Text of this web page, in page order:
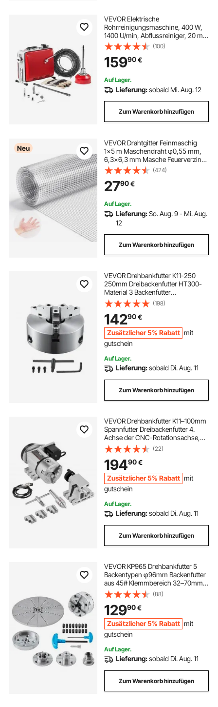
VEVOR Elektrische
Rohrreinigungsmaschine, 400 W,
1400 U/min, Abflussreiniger, 20 m x
16 mm & 5 m x 9,5 mm Federkabel,
0,4 m x 12 mm flexible Feder & 6
Schneider, für Rohre mit 50–110 mm
Durchmesser
(100)
15990€
Auf Lager.
Lieferung:sobald Mi. Aug. 12
Zum Warenkorb hinzufügen
Neu
VEVOR Drahtgitter Feinmaschig
1x5 m Maschendraht φ0,55 mm,
6,3x6,3 mm Masche Feuerverzinkt,
Drahtgitterrolle, Volierendraht,
Kaninchendraht, Hühnerdraht,
Hasendraht, für Geflügelkäfige
(424)
2790€
Auf Lager.
Lieferung:So. Aug. 9 - Mi. Aug.
12
Zum Warenkorb hinzufügen
VEVOR Drehbankfutter K11-250
250mm Dreibackenfutter HT300-
Material 3 Backenfutter
Spannbereich 6–250mm 3-Backen,
20Cr, ≥53HRC φ80mm Bohrung
Spannfutter Drechselbank
Selbstzentrierend
(198)
14290€
Zusätzlicher 5% Rabatt mit
gutschein
Auf Lager.
Lieferung:sobald Di. Aug. 11
Zum Warenkorb hinzufügen
VEVOR Drehbankfutter K11–100mm
Spannfutter Dreibackenfutter 4.
Achse der CNC-Rotationsachse,
ein Untersetzungsverhältnis von 6:1
und einen Nema23-Zweiphasen-
Schrittmotor 3 Backenfutter für
CNC-Fräsen
(22)
19490€
Zusätzlicher 5% Rabatt mit
gutschein
Auf Lager.
Lieferung:sobald Di. Aug. 11
Zum Warenkorb hinzufügen
VEVOR KP965 Drehbankfutter 5
Backentypen φ96mm Backenfutter
aus 45# Klemmbereich 32–70mm
Spannfutter-Innengewinde M33 x
3,5 TPI Drehbank Drechselfutter
Drehmaschinenfutter
(88)
12990€
Zusätzlicher 5% Rabatt mit
gutschein
Auf Lager.
Lieferung:sobald Di. Aug. 11
Zum Warenkorb hinzufügen